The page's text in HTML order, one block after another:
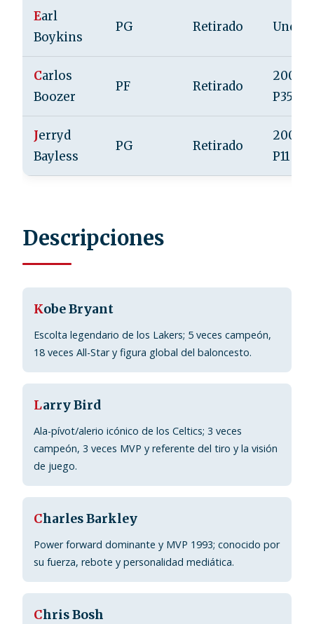
Earl
Boykins
PG Retirado
Carlos
Boozer
PF Retirado
2002,
P35
Jerryd
Bayless
PG Retirado
2008,
P11
Descripciones
Kobe Bryant
Escolta legendario de los Lakers; 5 veces campeón,
18 veces All-Star y figura global del baloncesto.
Larry Bird
Ala-pívot/alerio icónico de los Celtics; 3 veces
campeón, 3 veces MVP y referente del tiro y la visión
de juego.
Charles Barkley
Power forward dominante y MVP 1993; conocido por
su fuerza, rebote y personalidad mediática.
Chris Bosh